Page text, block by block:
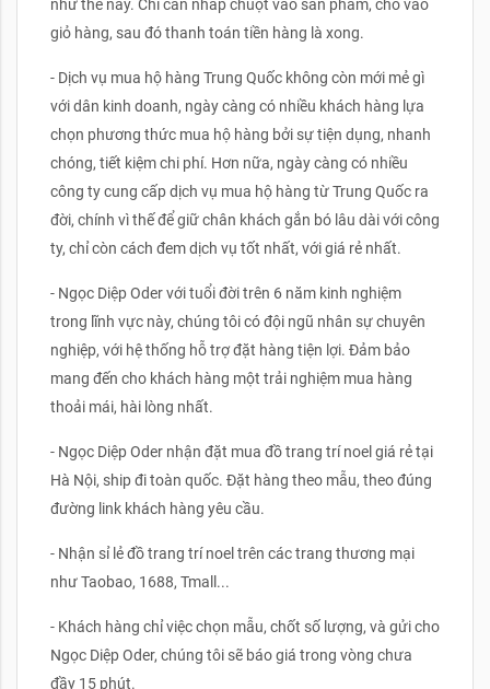
như thế này. Chỉ cần nhấp chuột vào sản phẩm, cho vào
giỏ hàng, sau đó thanh toán tiền hàng là xong.
- Dịch vụ mua hộ hàng Trung Quốc không còn mới mẻ gì
với dân kinh doanh, ngày càng có nhiều khách hàng lựa
chọn phương thức mua hộ hàng bởi sự tiện dụng, nhanh
chóng, tiết kiệm chi phí. Hơn nữa, ngày càng có nhiều
công ty cung cấp dịch vụ mua hộ hàng từ Trung Quốc ra
đời, chính vì thế để giữ chân khách gắn bó lâu dài với công
ty, chỉ còn cách đem dịch vụ tốt nhất, với giá rẻ nhất.
- Ngọc Diệp Oder với tuổi đời trên 6 năm kinh nghiệm
trong lĩnh vực này, chúng tôi có đội ngũ nhân sự chuyên
nghiệp, với hệ thống hỗ trợ đặt hàng tiện lợi. Đảm bảo
mang đến cho khách hàng một trải nghiệm mua hàng
thoải mái, hài lòng nhất.
- Ngọc Diệp Oder nhận đặt mua đồ trang trí noel giá rẻ tại
Hà Nội, ship đi toàn quốc. Đặt hàng theo mẫu, theo đúng
đường link khách hàng yêu cầu.
- Nhận sỉ lẻ đồ trang trí noel trên các trang thương mại
như Taobao, 1688, Tmall...
- Khách hàng chỉ việc chọn mẫu, chốt số lượng, và gửi cho
Ngọc Diệp Oder, chúng tôi sẽ báo giá trong vòng chưa
đầy 15 phút.